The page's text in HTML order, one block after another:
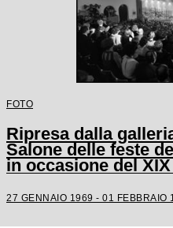
FOTO
Ripresa dalla
Salone delle feste
in occasione del
27 GENNAIO 1969 - 01 FEBBRAIO